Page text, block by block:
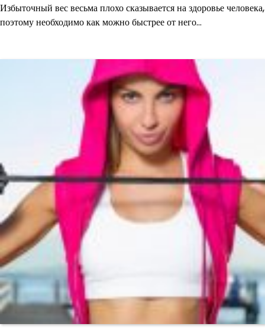
Избыточный вес весьма плохо сказывается на здоровье человека,
поэтому необходимо как можно быстрее от него…